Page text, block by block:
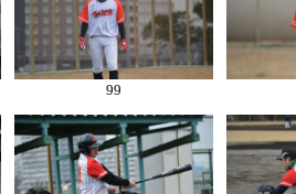
99